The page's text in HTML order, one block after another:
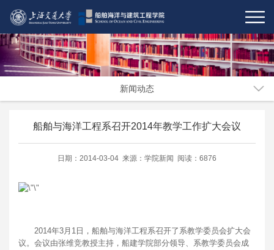
新闻动态
船舶与海洋工程系召开2014年教学工作扩大会议
日期：2014-03-04 来源：学院新闻 阅读：6876
2014年3月1日，船舶与海洋工程系召开了系教学委员会扩大会
议。会议由张维竞教授主持，船建学院部分领导、系教学委员会成